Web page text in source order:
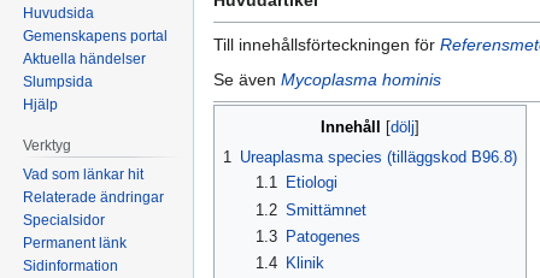
till
navigering
till
sök
Till innehållsförteckningen för
Se även Mycoplasma hominis
Innehåll
1 Ureaplasma species (tilläggskod B96.8)
1.1
Etiologi
1.2 Smittämnet
1.3
Patogenes
1.4
Klinik
Huvudsida
Gemenskapens portal
Aktuella händelser
Slumpsida
Hjälp
Verktyg
Vad som länkar hit
Relaterade ändringar
Specialsidor
Permanent länk
Sidinformation